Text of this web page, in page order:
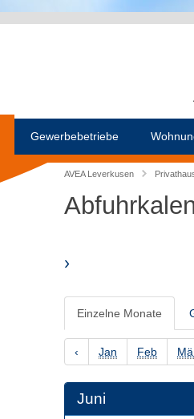
Gewerbebetriebe
AVEA Leverkusen
›
Einzelne Monate
‹ Jan Feb
Juni